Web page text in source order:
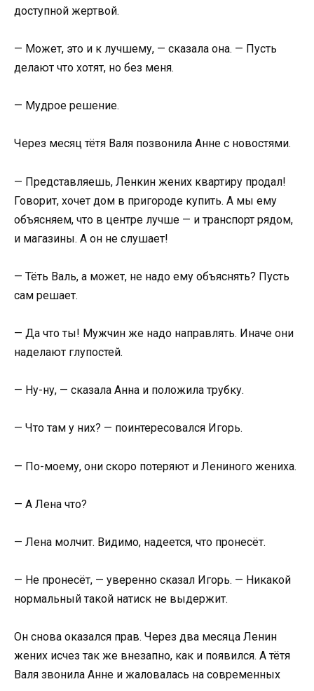
доступной жертвой.
— Может, это и к лучшему, — сказала она. — Пусть
делают что хотят, но без меня.
— Мудрое решение.
Через месяц тётя Валя позвонила Анне с новостями.
— Представляешь, Ленкин жених квартиру продал!
Говорит, хочет дом в пригороде купить. А мы ему
объясняем, что в центре лучше — и транспорт рядом,
и магазины. А он не слушает!
— Тёть Валь, а может, не надо ему объяснять? Пусть
сам решает.
— Да что ты! Мужчин же надо направлять. Иначе они
наделают глупостей.
— Ну-ну, — сказала Анна и положила трубку.
— Что там у них? — поинтересовался Игорь.
— По-моему, они скоро потеряют и Лениного жениха.
— А Лена что?
— Лена молчит. Видимо, надеется, что пронесёт.
— Не пронесёт, — уверенно сказал Игорь. — Никакой
нормальный такой натиск не выдержит.
Он снова оказался прав. Через два месяца Ленин
жених исчез так же внезапно, как и появился. А тётя
Валя звонила Анне и жаловалась на современных